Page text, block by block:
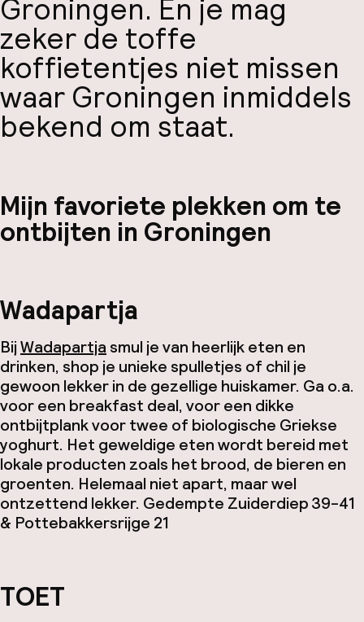
Groningen. En je mag
zeker de toffe
koffietentjes niet missen
waar Groningen inmiddels
bekend om staat.
Mijn favoriete plekken om te
ontbijten in Groningen
Wadapartja
BijWadapartjasmul je van heerlijk eten en
drinken, shop je unieke spulletjes of chil je
gewoon lekker in de gezellige huiskamer. Ga o.a.
voor een breakfast deal, voor een dikke
ontbijtplank voor twee of biologische Griekse
yoghurt. Het geweldige eten wordt bereid met
lokale producten zoals het brood, de bieren en
groenten. Helemaal niet apart, maar wel
ontzettend lekker. Gedempte Zuiderdiep 39-41
& Pottebakkersrijge 21
TOET